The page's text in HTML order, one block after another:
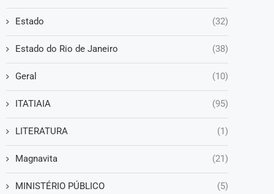
Estado (32)
Estado do Rio de Janeiro (38)
Geral (10)
ITATIAIA (95)
LITERATURA (1)
Magnavita (21)
MINISTÉRIO PÚBLICO (5)